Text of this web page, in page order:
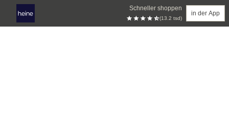
Schneller shoppen
(13.2 tsd)
in der App